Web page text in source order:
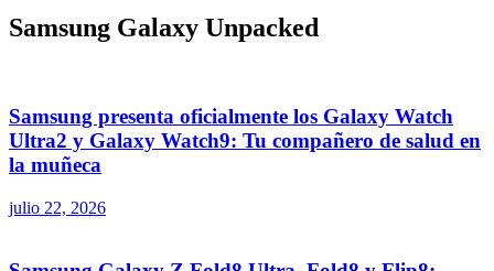
Samsung Galaxy Unpacked
Samsung presenta oficialmente los Galaxy Watch
Ultra2 y Galaxy Watch9: Tu compañero de salud en
la muñeca
julio 22, 2026